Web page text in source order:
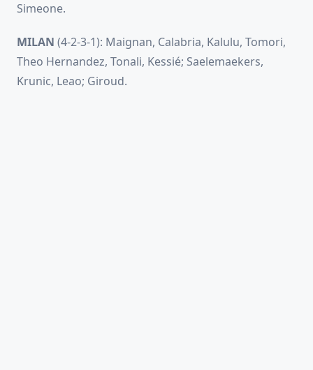
Simeone.
MILAN (4-2-3-1): Maignan, Calabria, Kalulu, Tomori,
Theo Hernandez, Tonali, Kessié; Saelemaekers,
Krunic, Leao; Giroud.